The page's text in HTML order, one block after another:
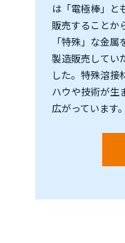
は「電極棒」と
販売することか
「特殊」な金
製造販売してい
した。特殊溶接
ハウや技術が生
広がっています。